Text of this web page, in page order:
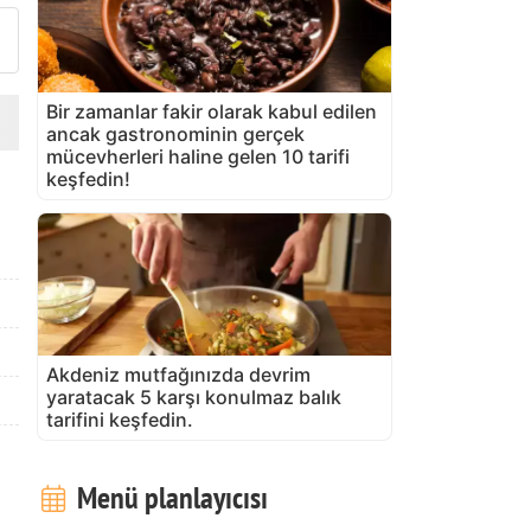
Bir zamanlar fakir olarak kabul edilen
ancak gastronominin gerçek
mücevherleri haline gelen 10 tarifi
keşfedin!
Akdeniz mutfağınızda devrim
yaratacak 5 karşı konulmaz balık
tarifini keşfedin.
Menü planlayıcısı